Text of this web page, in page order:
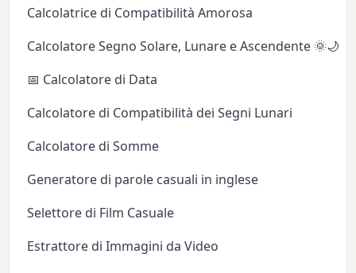
Calcolatrice di Compatibilità Amorosa
Calcolatore Segno Solare, Lunare e Ascendente 🌞🌙✨
📅 Calcolatore di Data
Calcolatore di Compatibilità dei Segni Lunari
Calcolatore di Somme
Generatore di parole casuali in inglese
Selettore di Film Casuale
Estrattore di Immagini da Video